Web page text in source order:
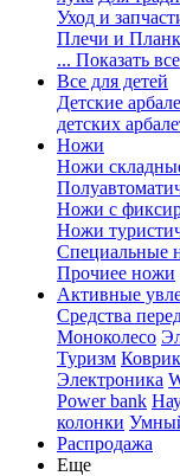
Уход и
Плечи и
... Показать все
Все для детей
Детские
детских
Ножи
Ножи
Ножи с
Ножи
Специальные
Прочиее ножи
Активные
Средства
Моноколесо
Туризм
Электроника
Power bank
колонки
Распродажа
Еще